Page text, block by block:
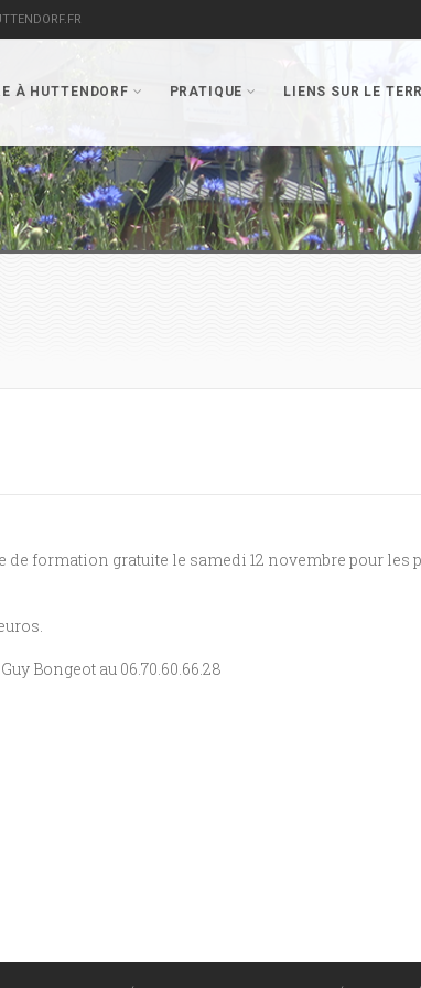
À HUTTENDORF PRATIQUE LIENS SUR LE
formation gratuite le samedi 12 novembre pour les
Bongeot au 06.70.60.66.28